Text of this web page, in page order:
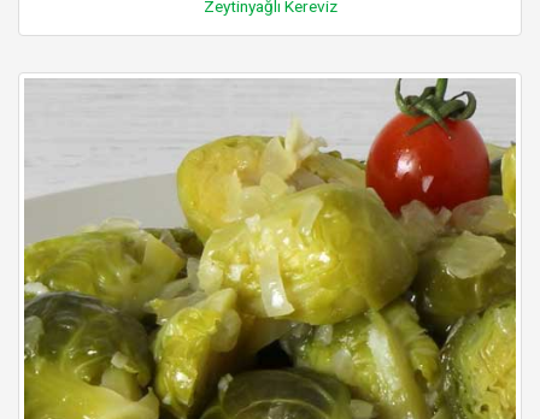
Zeytinyağlı Kereviz